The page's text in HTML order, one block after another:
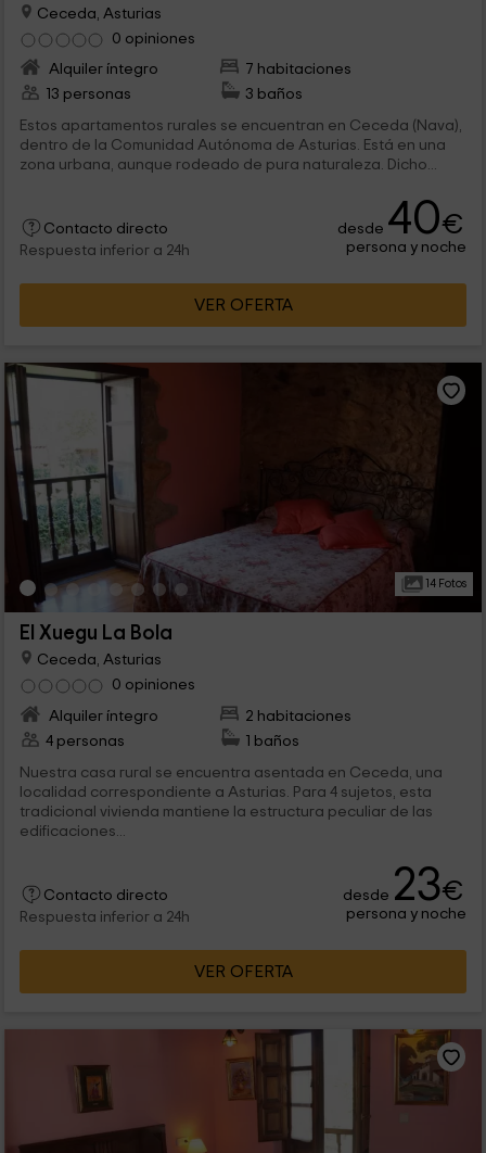
Ceceda, Asturias
0 opiniones
Alquiler íntegro
7 habitaciones
13 personas
3 baños
Estos apartamentos rurales se encuentran en Ceceda (Nava),
dentro de la Comunidad Autónoma de Asturias. Está en una
zona urbana, aunque rodeado de pura naturaleza. Dicho...
Contacto directo
Respuesta inferior a 24h
desde 40€
persona y noche
VER OFERTA
14 Fotos
El Xuegu La Bola
Ceceda, Asturias
0 opiniones
Alquiler íntegro
2 habitaciones
4 personas
1 baños
Nuestra casa rural se encuentra asentada en Ceceda, una
localidad correspondiente a Asturias. Para 4 sujetos, esta
tradicional vivienda mantiene la estructura peculiar de las
edificaciones...
Contacto directo
Respuesta inferior a 24h
desde 23€
persona y noche
VER OFERTA